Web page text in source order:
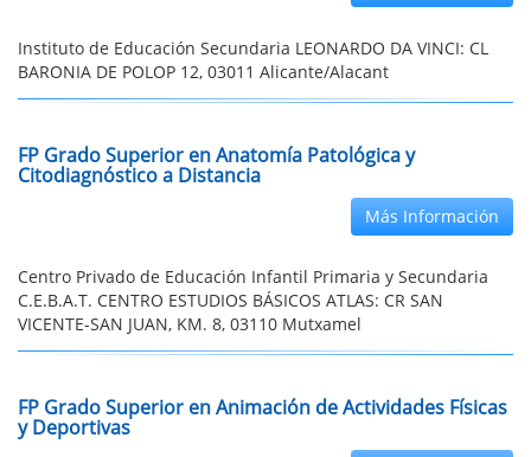
Instituto de Educación Secundaria LEONARDO DA VINCI: CL
BARONIA DE POLOP 12, 03011 Alicante/Alacant
FP Grado Superior en Anatomía Patológica y
Citodiagnóstico a Distancia
Más Información
Centro Privado de Educación Infantil Primaria y Secundaria
C.E.B.A.T. CENTRO ESTUDIOS BÁSICOS ATLAS: CR SAN
VICENTE-SAN JUAN, KM. 8, 03110 Mutxamel
FP Grado Superior en Animación de Actividades Físicas
y Deportivas